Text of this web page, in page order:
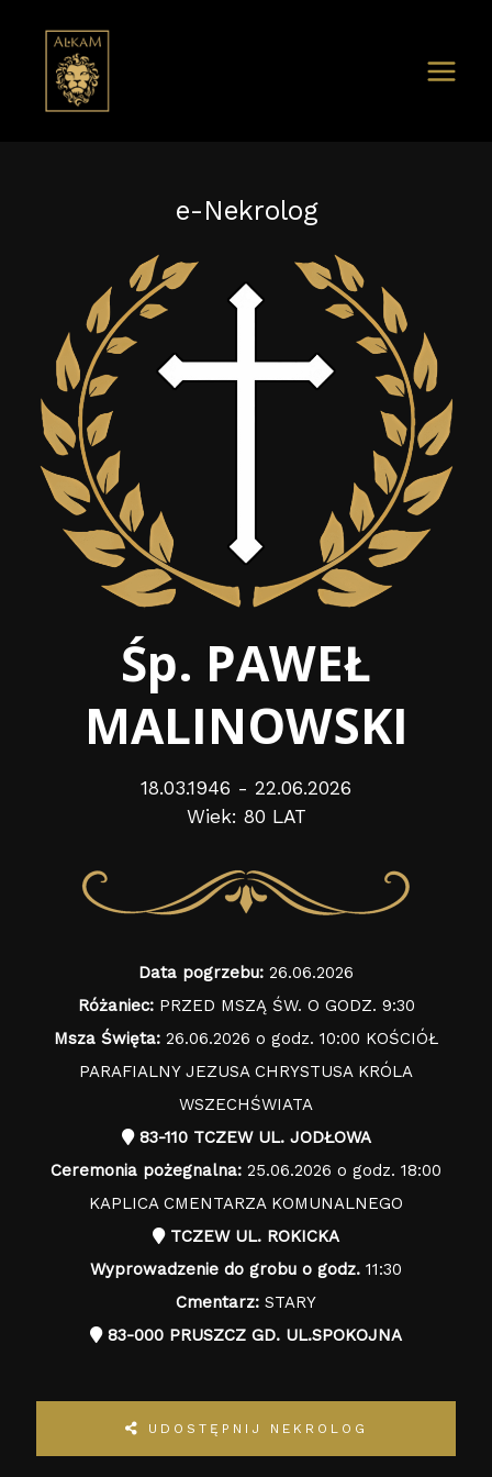
e-Nekrolog
Śp. PAWEŁ
MALINOWSKI
18.03.1946 - 22.06.2026
Wiek: 80 LAT
Data pogrzebu: 26.06.2026
Różaniec:PRZED MSZĄ ŚW. O GODZ. 9:30
Msza Święta: 26.06.2026 o godz. 10:00 KOŚCIÓŁ
PARAFIALNY JEZUSA CHRYSTUSA KRÓLA
WSZECHŚWIATA
83-110 TCZEW UL. JODŁOWA
Ceremonia pożegnalna: 25.06.2026 o godz. 18:00
KAPLICA CMENTARZA KOMUNALNEGO
TCZEW UL. ROKICKA
Wyprowadzenie do grobu o godz. 11:30
Cmentarz: STARY
83-000 PRUSZCZ GD. UL.SPOKOJNA
UDOSTĘPNIJ NEKROLOG